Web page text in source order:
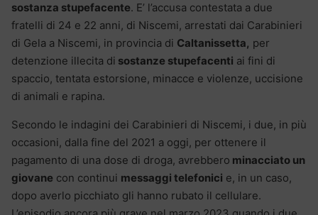
sostanza stupefacente. E’ l’accusa contestata a due
fratelli di 24 e 22 anni, di Niscemi, arrestati dai Carabinieri
di Gela a Niscemi, in provincia di Caltanissetta, per
detenzione illecita di sostanze stupefacenti ai fini di
spaccio, tentata estorsione, minacce e violenze, uccisione
di animali e rapina.
Secondo le indagini dei Carabinieri di Niscemi, i due, in più
occasioni, dalla fine del 2021 a oggi, per ottenere il
pagamento di una dose di droga, avrebbero minacciato un
giovane con continui messaggi telefonici e, in un caso,
dopo averlo picchiato gli hanno rubato il cellulare.